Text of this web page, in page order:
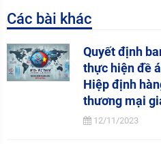
Các bài khác
Quyết định
thực hiện đề
Hiệp định
thương mại
12/11/2023